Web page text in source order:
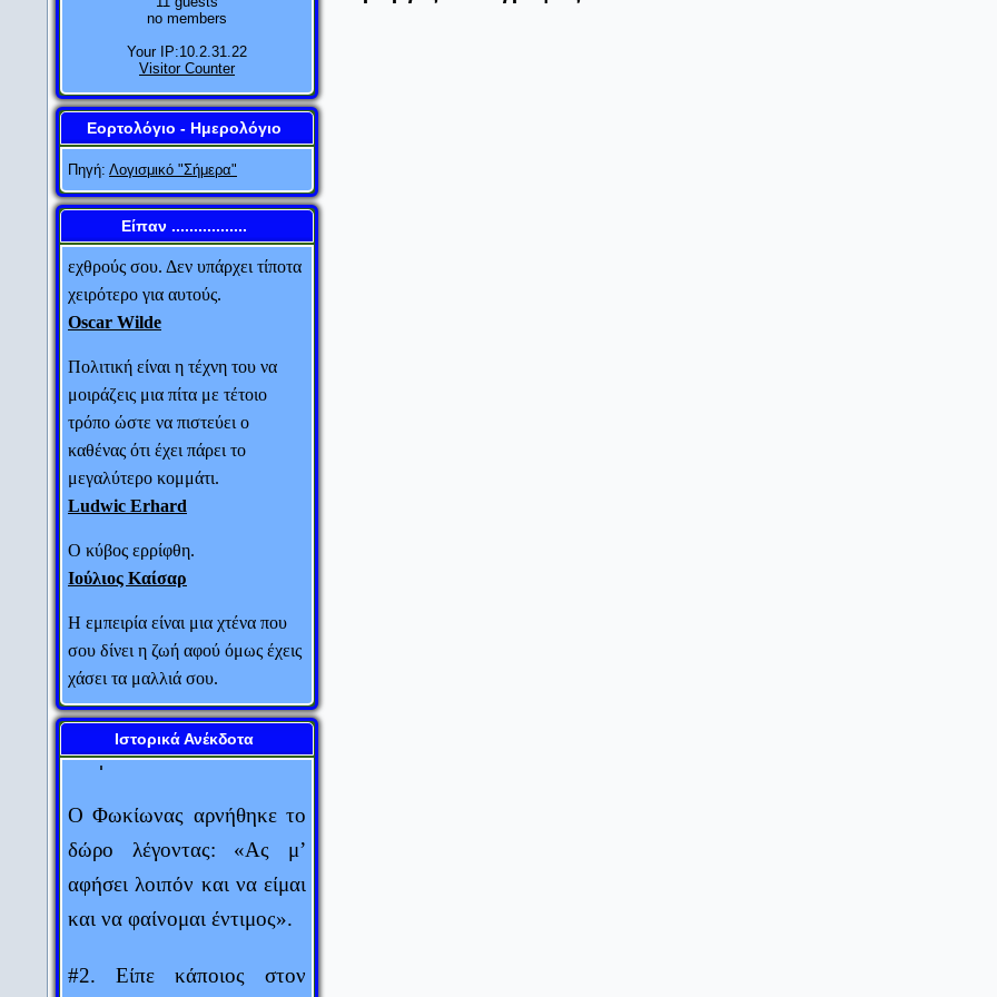
no members
Your IP:10.2.31.22
Visitor Counter
Εορτολόγιο - Ημερολόγιο
Πηγή: Λογισμικό "Σήμερα"
Είπαν .................
τελειότητας. Δεν πρόκειται να την
φτάσεις ποτέ.
Salvador Dali
Αυτός που δεν κάνει λάθη,
συνήθως δεν κάνει τίποτα.
Edward John Phelps
Πάντα να συγχωρείς τους
εχθρούς σου. Δεν υπάρχει τίποτα
χειρότερο για αυτούς.
Oscar Wilde
μοιράζεις μια πίτα με τέτοιο
τρόπο ώστε να πιστεύει ο
καθένας ότι έχει πάρει το
μεγαλύτερο κομμάτι.
Ludwic Erhard
Ιούλιος Καίσαρ
σου δίνει η ζωή αφού όμως έχεις
χάσει τα μαλλιά σου.
Judith Stern
Πενία τέχνας κατεργάζεται.
Θεόκριτος
Αυτός που ξέρει δεν μιλάει.
Λάο Τσε
Δύο πράγματα είναι αιώνια: Το
σύμπαν και η ανοησία των
σύμπαν, έχω αρχίσει τελευταία
Ιστορικά Ανέκδοτα
Ο Μ. Αλέξανδρος έστειλε
στο Φωκίωνα 100
πολιτικός ρώτησε τους
ανθρώπους που του έφεραν
το μεγάλο αυτό ποσό:
“Γιατί ο Αλέξανδρος
διάλεξε εμένα απ’ όλους
τους Αθηναίους για να μου
χαρίσει 100 τάλαντα; “
Οι απεσταλμένοι
απάντησαν: «Γιατί μόνο
εσένα θεωρεί έντιμο
άνθρωπο».
δώρο λέγοντας: «Ας μ’
αφήσει λοιπόν και να είμαι
και να φαίνομαι έντιμος».